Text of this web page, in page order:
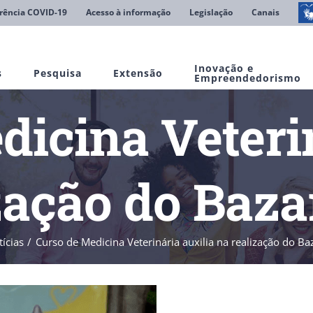
COVID-19 Acesso à informação Legislação Canais
Pesquisa Extensão Inovação e
Empreendedorismo
do
Curso de Medicina Veterinária auxilia na realização do